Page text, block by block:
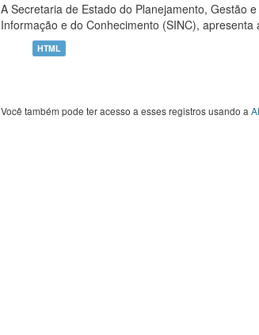
A Secretaria de Estado do Planejamento, Gestão
Informação e do Conhecimento (SINC), apresenta
HTML
Você também pode ter acesso a esses registros usando a